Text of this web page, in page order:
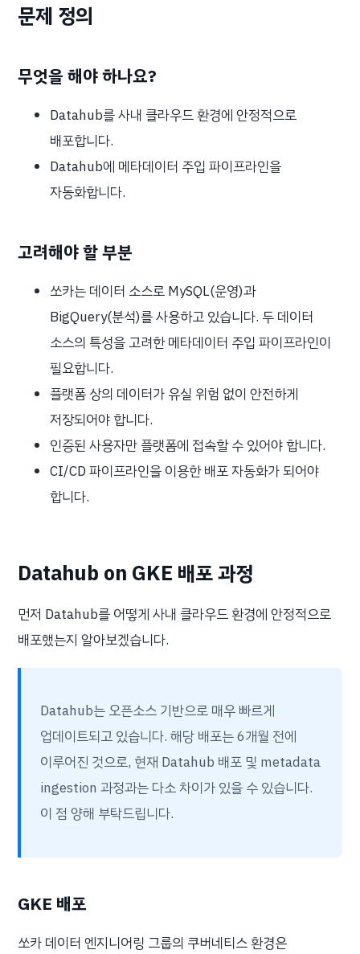
문제 정의
무엇을 해야 하나요?
Datahub를 사내 클라우드 환경에 안정적으로
배포합니다.
Datahub에 메타데이터 주입 파이프라인을
자동화합니다.
고려해야 할 부분
쏘카는 데이터 소스로 MySQL(운영)과
BigQuery(분석)를 사용하고 있습니다. 두 데이터
소스의 특성을 고려한 메타데이터 주입 파이프라인이
필요합니다.
플랫폼 상의 데이터가 유실 위험 없이 안전하게
저장되어야 합니다.
인증된 사용자만 플랫폼에 접속할 수 있어야 합니다.
CI/CD 파이프라인을 이용한 배포 자동화가 되어야
합니다.
Datahub on GKE 배포 과정
먼저 Datahub를 어떻게 사내 클라우드 환경에 안정적으로
배포했는지 알아보겠습니다.
Datahub는 오픈소스 기반으로 매우 빠르게
업데이트되고 있습니다. 해당 배포는 6개월 전에
이루어진 것으로, 현재 Datahub 배포 및 metadata
ingestion 과정과는 다소 차이가 있을 수 있습니다.
이 점 양해 부탁드립니다.
GKE 배포
쏘카 데이터 엔지니어링 그룹의 쿠버네티스 환경은